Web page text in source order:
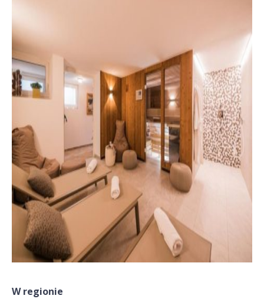
W regionie